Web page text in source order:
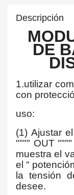
Descripción
DE
1.utilizar
con
uso:
(1) Ajustar
"""" OUT """"
muestra el
el “
la tensión
desee.